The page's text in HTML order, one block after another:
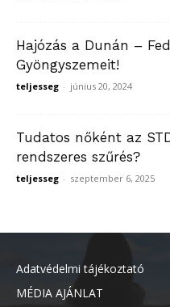
Hajózás a Dunán –
Gyöngyszemeit!
teljesseg - június 20, 2024
Tudatos nőként az
rendszeres szűrés?
teljesseg - szeptember 6, 2025
Adatvédelmi tájékoztató
MÉDIA AJÁNLAT